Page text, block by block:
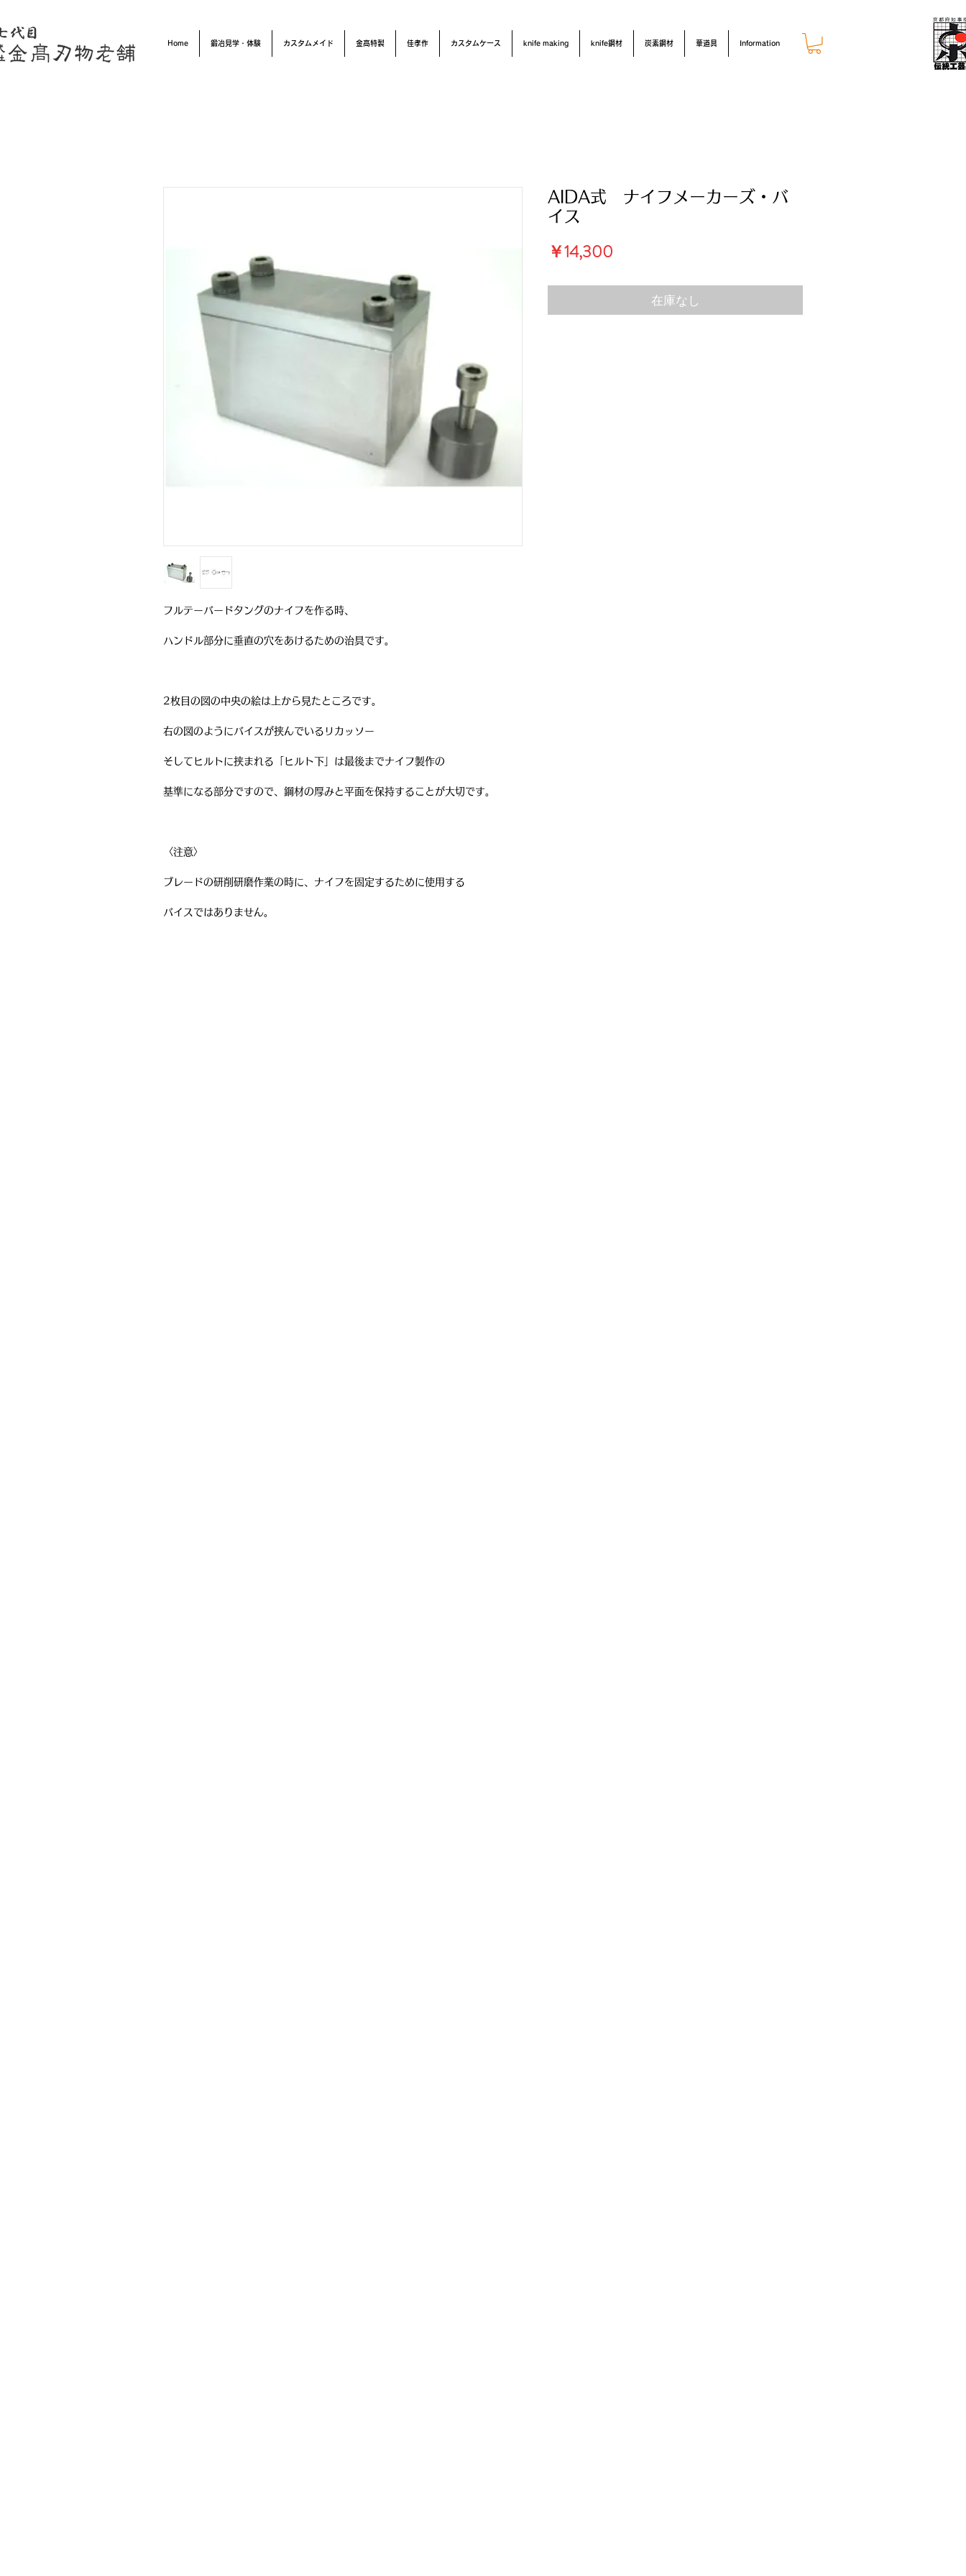
Home 鍛冶見学・体験 カスタムメイド 金高特製 佳孝作 カスタムケース knife making knife鋼材 炭素鋼材 華道具 Information
フルテーバードタングのナイフを作る時、
ハンドル部分に垂直の穴をあけるための治具です。
2枚目の図の中央の絵は上から見たところです。
右の図のようにバイスが挟んでいるリカッソー
そしてヒルトに挟まれる「ヒルト下」は最後までナイフ製作の
基準になる部分ですので、鋼材の厚みと平面を保持することが大切です。
〈注意〉
ブレードの研削研磨作業の時に、ナイフを固定するために使用する
バイスではありません。
AIDA式 ナイフメーカーズ・バ
イス
￥14,300
在庫なし